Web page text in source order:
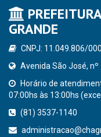
GRANDE
CNPJ: 11.049.806/
Avenida São José, nº
Horário de
07:00hs às 13:00hs
(81) 3537-1140